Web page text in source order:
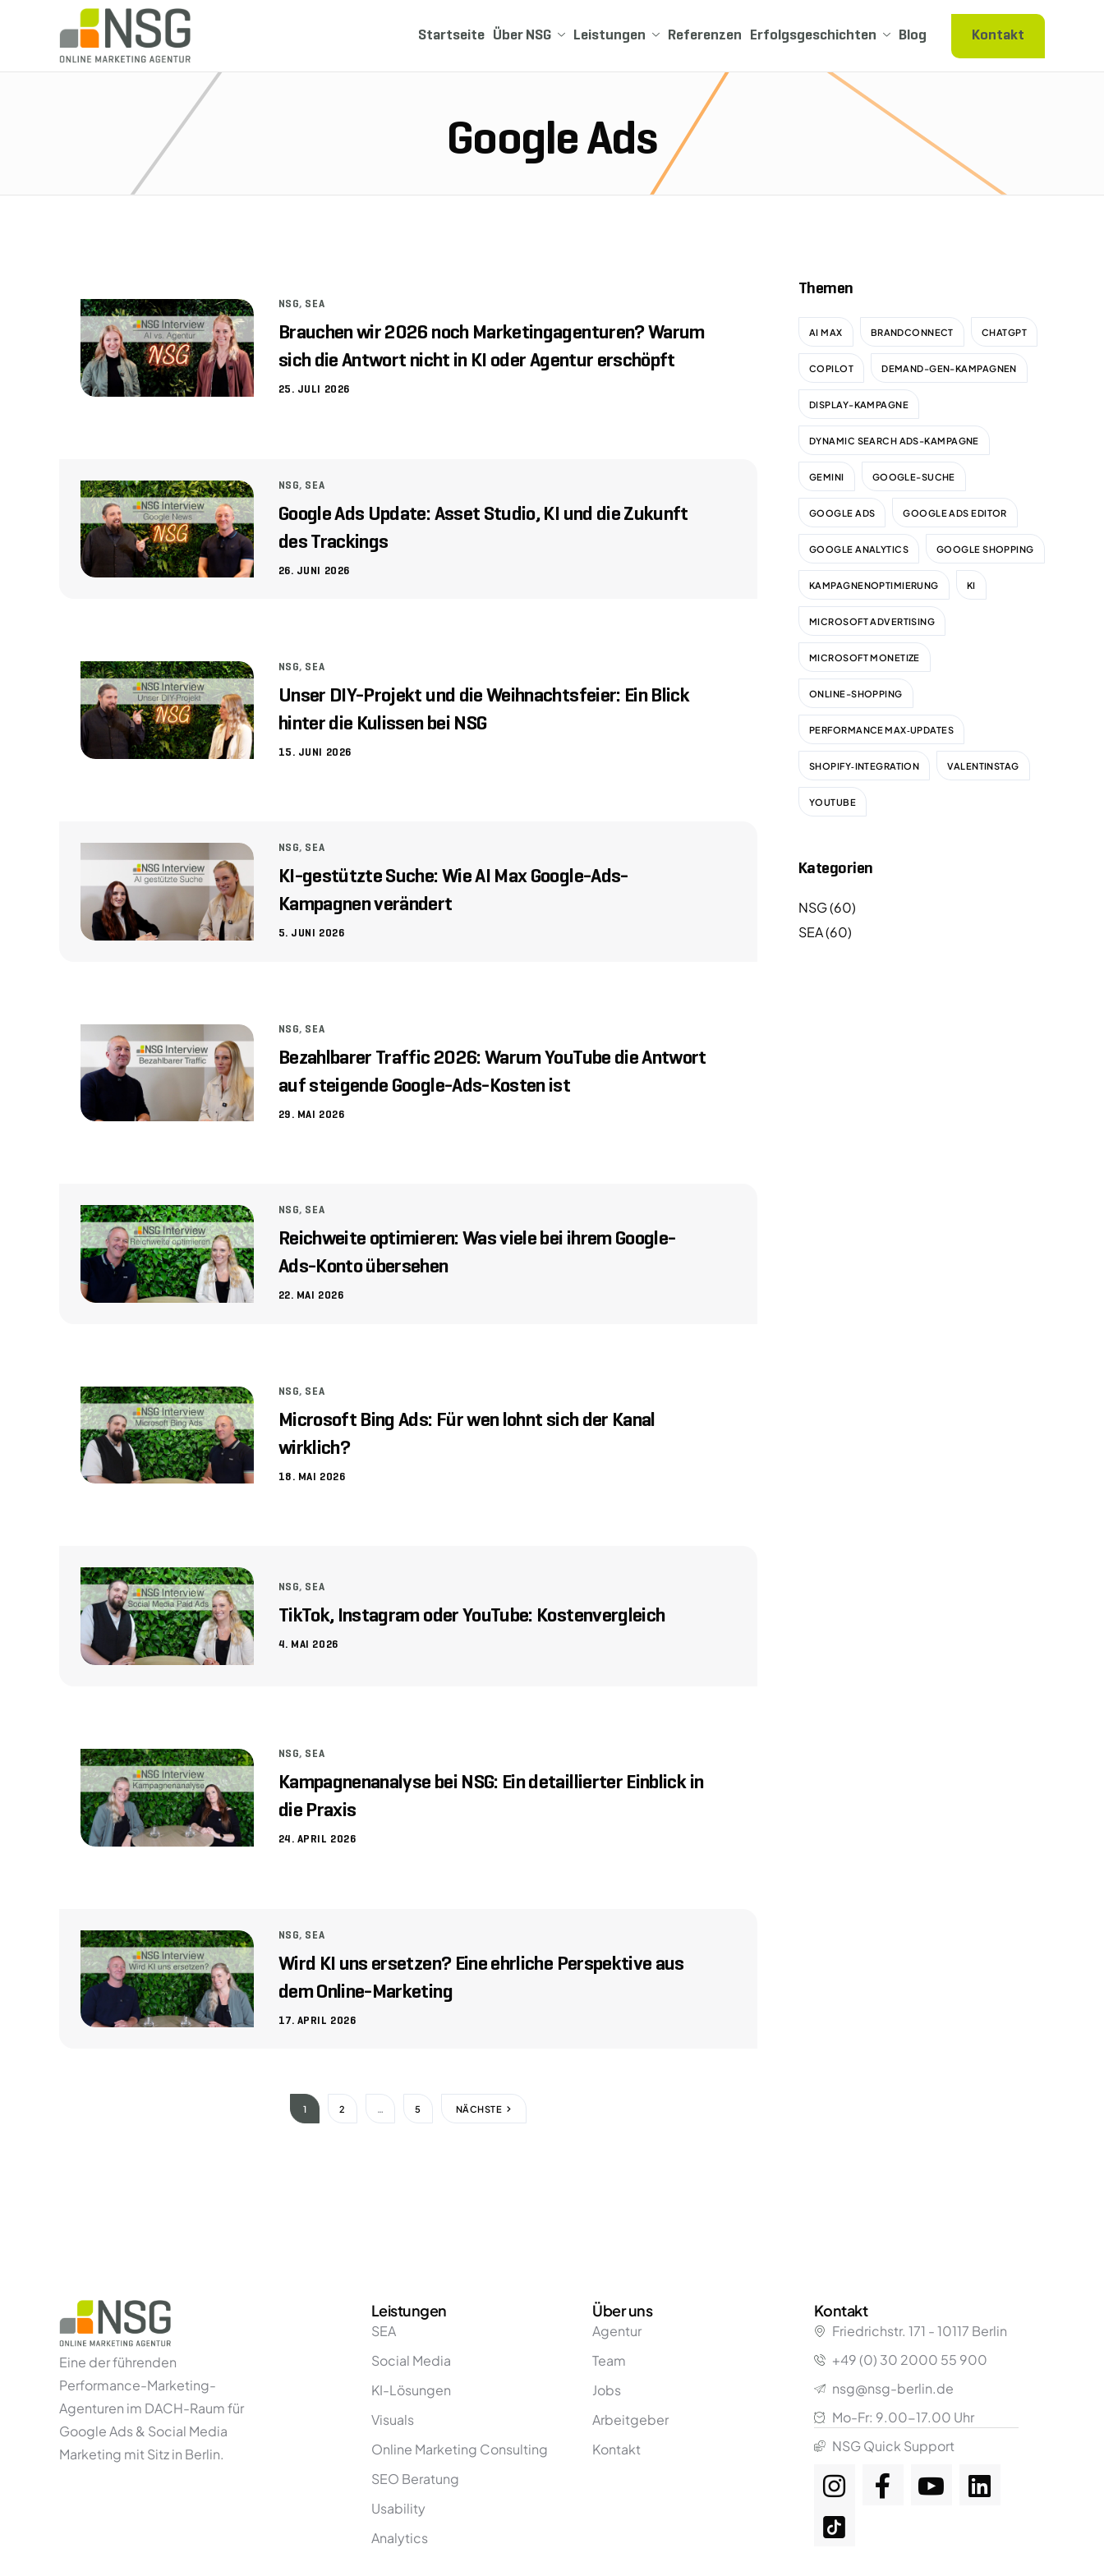
Startseite Über NSG Leistungen Referenzen Erfolgsgeschichten Blog Kontakt
Google Ads
NSG, SEA
Brauchen wir 2026 noch Marketingagenturen? Warum
sich die Antwort nicht in KI oder Agentur erschöpft
25. JULI 2026
NSG, SEA
Google Ads Update: Asset Studio, KI und die Zukunft
des Trackings
26. JUNI 2026
NSG, SEA
Unser DIY-Projekt und die Weihnachtsfeier: Ein Blick
hinter die Kulissen bei NSG
15. JUNI 2026
NSG, SEA
KI-gestützte Suche: Wie AI Max Google-Ads-
Kampagnen verändert
5. JUNI 2026
NSG, SEA
Bezahlbarer Traffic 2026: Warum YouTube die Antwort
auf steigende Google-Ads-Kosten ist
29. MAI 2026
NSG, SEA
Reichweite optimieren: Was viele bei ihrem Google-
Ads-Konto übersehen
22. MAI 2026
NSG, SEA
Microsoft Bing Ads: Für wen lohnt sich der Kanal
wirklich?
18. MAI 2026
NSG, SEA
TikTok, Instagram oder YouTube: Kostenvergleich
4. MAI 2026
NSG, SEA
Kampagnenanalyse bei NSG: Ein detaillierter Einblick in
die Praxis
24. APRIL 2026
NSG, SEA
Wird KI uns ersetzen? Eine ehrliche Perspektive aus
dem Online-Marketing
17. APRIL 2026
1 2 … 5 NÄCHSTE
Themen
AI MAX BRANDCONNECT CHATGPT
COPILOT DEMAND-GEN-KAMPAGNEN
DISPLAY-KAMPAGNE
DYNAMIC SEARCH ADS-KAMPAGNE
GEMINI GOOGLE-SUCHE
GOOGLE ADS GOOGLE ADS EDITOR
GOOGLE ANALYTICS GOOGLE SHOPPING
KAMPAGNENOPTIMIERUNG KI
MICROSOFT ADVERTISING
MICROSOFT MONETIZE
ONLINE-SHOPPING
PERFORMANCE MAX‑UPDATES
SHOPIFY‑INTEGRATION VALENTINSTAG
YOUTUBE
Kategorien
NSG(60)
SEA(60)
Eine der führenden
Performance-Marketing-
Agenturen im DACH-Raum für
Google Ads & Social Media
Marketing mit Sitz in Berlin.
Leistungen
SEA
Social Media
KI-Lösungen
Visuals
Online Marketing Consulting
SEO Beratung
Usability
Analytics
Über uns
Agentur
Team
Jobs
Arbeitgeber
Kontakt
Kontakt
Friedrichstr.171 - 10117 Berlin
+49 (0) 30 2000 55 900
nsg@nsg-berlin.de
Mo-Fr: 9.00-17.00 Uhr
NSG Quick Support